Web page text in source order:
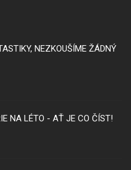
NEZKOUŠÍME ŽÁDNÝ
NA LÉTO - AŤ JE CO ČÍST!